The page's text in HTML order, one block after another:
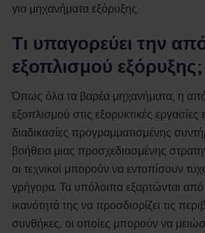
για μηχανήματα εξόρυξης.
Τι υπαγορεύει την
εξοπλισμού εξόρυξης;
Όπως όλα τα βαρέα μηχανήματα, η
εξοπλισμού στις εξορυκτικές εργασίες
διαδικασίες προγραμματισμένης
βοήθεια μιας προσχεδιασμένης
οι τεχνικοί μπορούν να εντοπίσουν
γρήγορα. Τα υπόλοιπα εξαρτώνται από
ικανότητά της να προσδιορίζει τις
συνθήκες, οι οποίες μπορούν να